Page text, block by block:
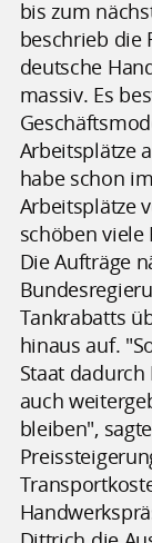
bis zum
beschrieb die
deutsche
massiv. Es
Arbeitsplätze
habe schon
Arbeitsplätze
schöben
Die Aufträge
Tankrabatts
hinaus auf.
Staat
auch
bleiben",